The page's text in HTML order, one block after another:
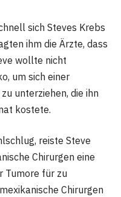
sich Steves Krebs
ihm die Ärzte, dass
wollte nicht
um sich einer
unterziehen, die ihn
kostete.
reiste Steve
Chirurgen eine
Tumore für zu
Chirurgen